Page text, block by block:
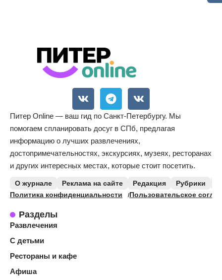
Питер Online — ваш гид по Санкт-Петербургу. Мы
помогаем спланировать досуг в СПб, предлагая
информацию о лучших развлечениях,
достопримечательностях, экскурсиях, музеях, ресторанах
и других интересных местах, которые стоит посетить.
О журнале Реклама на сайте Редакция Рубрики
Политика конфиденциальности
Пользовательское
Разделы
Развлечения
С детьми
Рестораны и кафе
Афиша